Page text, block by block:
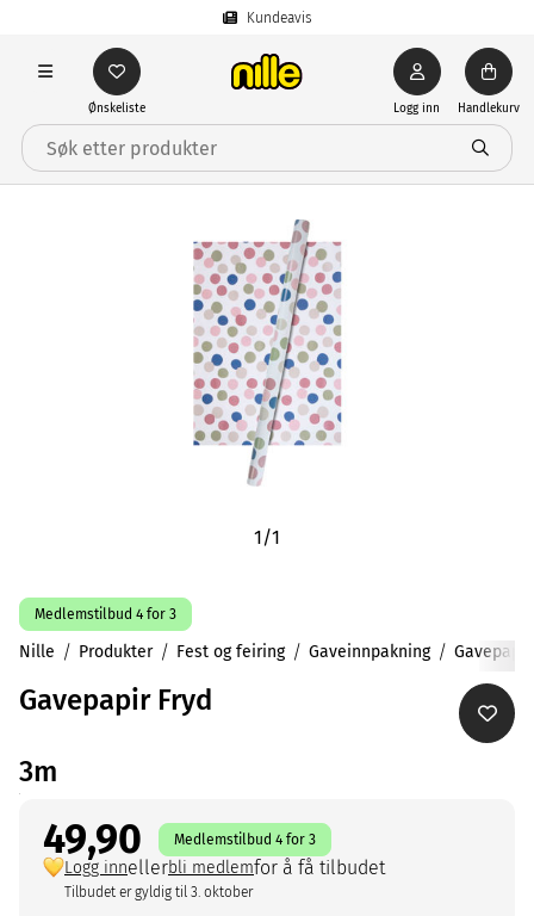
Kundeavis
Ønskeliste Logg inn Handlekurv
1/1
Medlemstilbud 4 for 3
Nille Produkter Fest og feiring Gaveinnpakning Gavepapir
Gavepapir Fryd
3m
49,90 Medlemstilbud 4 for 3
Logg innellerbli medlemfor å få tilbudet
Tilbudet er gyldig til 3. oktober